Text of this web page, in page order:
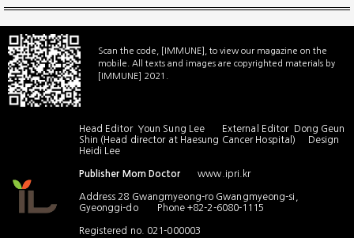
Scan the code, [IMMUNE], to view our magazine on the
mobile. All texts and images are copyrighted materials by
[IMMUNE] 2021.
Head Editor Youn Sung Lee External Editor Dong Geun
Shin (Head director at Haesung Cancer Hospital) Design
Heidi Lee
Publisher Mom Doctorwww.ipri.kr
Address 28 Gwangmyeong-ro Gwangmyeong-si,
Gyeonggi-do Phone +82-2-6080-1115
Registered no. 021-000003